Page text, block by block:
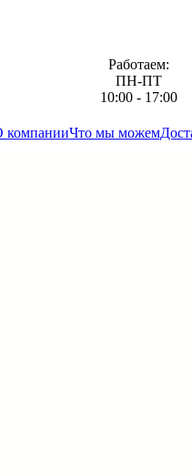
Работаем:
ПН-ПТ
10:00 - 17:00
компанииЧто мы можем